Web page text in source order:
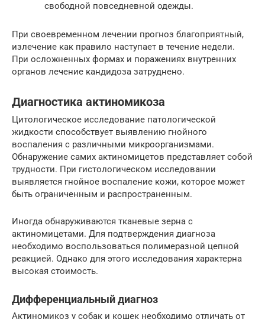
свободной повседневной одежды.
При своевременном лечении прогноз благоприятный,
излечение как правило наступает в течение недели.
При осложненных формах и поражениях внутренних
органов лечение кандидоза затруднено.
Диагностика актиномикоза
Цитологическое исследование патологической
жидкости способствует выявлению гнойного
воспаления с различными микроорганизмами.
Обнаружение самих актиномицетов представляет собой
трудности. При гистологическом исследовании
выявляется гнойное воспаление кожи, которое может
быть ограниченным и распространенным.
Иногда обнаруживаются тканевые зерна с
актиномицетами. Для подтверждения диагноза
необходимо воспользоваться полимеразной цепной
реакцией. Однако для этого исследования характерна
высокая стоимость.
Дифференциальный диагноз
Актиномикоз у собак и кошек необходимо отличать от